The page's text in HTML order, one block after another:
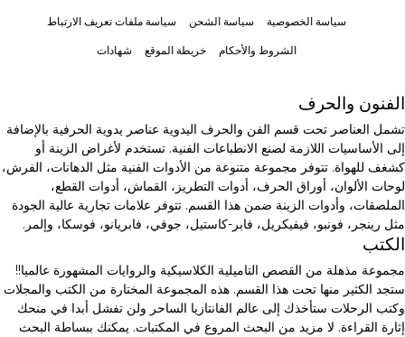
سياسة الخصوصية سياسة الشحن سياسة ملفات تعريف الارتباط
الشروط والأحكام خريطة الموقع شهادات
الفنون والحرف
تشمل العناصر تحت قسم الفن والحرف اليدوية عناصر يدوية الحرفية بالإضافة
إلى الأساسيات اللازمة لصنع الانطباعات الفنية. تستخدم لأغراض الزينة أو
كشغف للهواة. تتوفر مجموعة متنوعة من الأدوات الفنية مثل الدهانات، الفرش،
لوحات الألوان، أوراق الحرف، أدوات التطريز، القماش، أدوات القطع،
الملصقات، وأدوات الزينة ضمن هذا القسم. تتوفر علامات تجارية عالية الجودة
مثل رينجر، فونبو، فيفيكريل، فابر-كاستيل، جوفي، فابريانو، فوسكا، وإلمر.
الكتب
مجموعة مذهلة من القصص التاميلية الكلاسيكية والروايات المشهورة عالميا!!
ستجد الكثير منها تحت هذا القسم. هذه المجموعة المختارة من الكتب والمجلات
وكتب الرحلات ستأخذك إلى عالم الفانتازيا الساحر ولن تفشل أبدا في منحك
إثارة القراءة. لا مزيد من البحث المروع في المكتبات. يمكنك ببساطة البحث